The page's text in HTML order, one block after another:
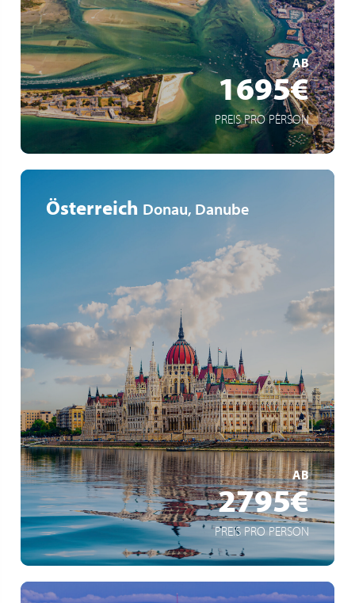
AB
1695€
PREIS PRO PERSON
Schiffe, Salz und Strand
MEHR ERFAHREN
Österreich Donau, Danube
AB
2795€
PREIS PRO PERSON
Die Puszta, im Herzen der wilden Steppen Ungarns
Folkloreabend in Budapest
MEHR ERFAHREN